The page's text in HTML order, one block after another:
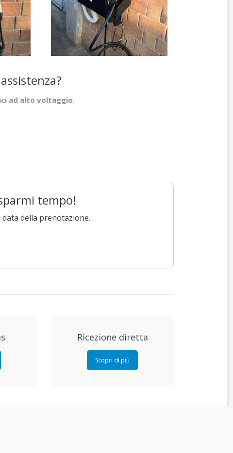
ad alto voltaggio.
tempo!
della prenotazione.
Ricezione diretta
Scopri di più